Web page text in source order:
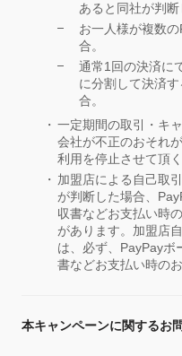
あると同社が判断
お一人様が複数
合。
通常1回の決済に
に分割して決済
合。
一定期間の取引・キ
会社が不正のおそれ
利用を停止させて頂
加盟店による自己取
が判断した場合、
収書などお支払い時
があります。加盟店
は、必ず、PayPayボ
書などお支払い時の
本キャンペーンに関するお